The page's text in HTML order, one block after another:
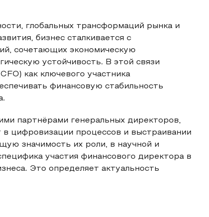
глобальных трансформаций рынка и
бизнес сталкивается с
сочетающих экономическую
устойчивость. В этой связи
как ключевого участника
финансовую стабильность
партнёрами генеральных директоров,
цифровизации процессов и выстраивании
значимость их роли, в научной и
участия финансового директора в
Это определяет актуальность